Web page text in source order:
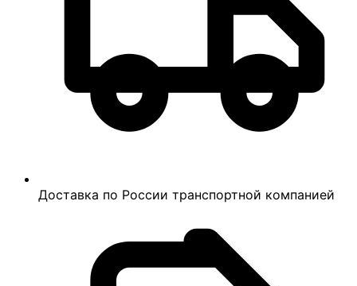
Доставка по России транспортной компанией